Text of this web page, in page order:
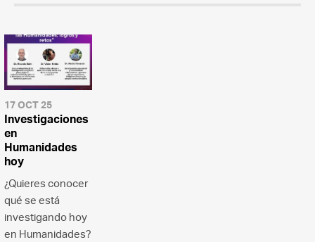
17 OCT 25
Investigaciones
en
Humanidades
hoy
¿Quieres conocer
qué se está
investigando hoy
en Humanidades?